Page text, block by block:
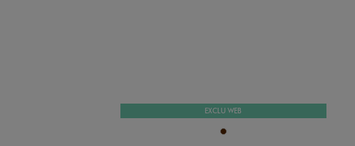
EXCLU WEB
Disponible en 1 colorisMARRON